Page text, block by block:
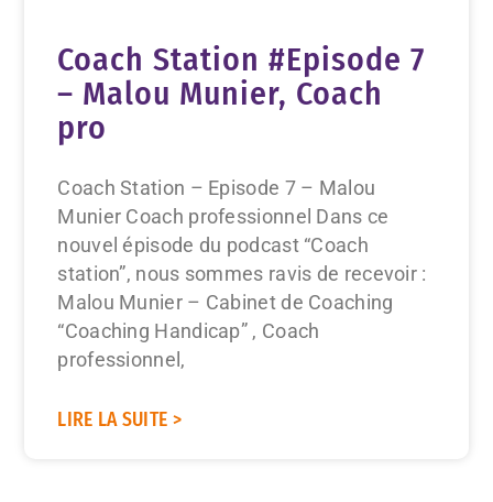
Coach Station #Episode 7
– Malou Munier, Coach
pro
Coach Station – Episode 7 – Malou
Munier Coach professionnel Dans ce
nouvel épisode du podcast “Coach
station”, nous sommes ravis de recevoir :
Malou Munier – Cabinet de Coaching
“Coaching Handicap” , Coach
professionnel,
LIRE LA SUITE >